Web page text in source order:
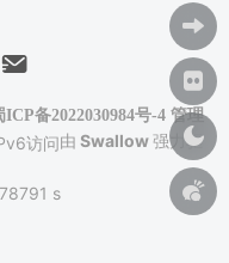
ICP备2022030984号-4 管理
由 Swallow强力驱
s